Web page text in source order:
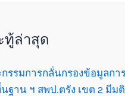
ทู้ล่าสุด
รรมการกลั่นกรองข้อมูลกา
ฐาน ฯ สพป.ตรัง เขต 2 มีม